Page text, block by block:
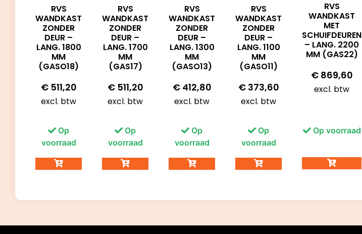
RVS
WANDKAST
ZONDER
DEUR –
LANG. 1800
MM
(GASO18)
€511,20
excl. btw
Op
voorraad
RVS
WANDKAST
ZONDER
DEUR –
LANG. 1700
MM
(GAS17)
€511,20
excl. btw
Op
voorraad
RVS
WANDKAST
ZONDER
DEUR –
LANG. 1300
MM
(GASO13)
€412,80
excl. btw
Op
voorraad
RVS
WANDKAST
ZONDER
DEUR –
LANG. 1100
MM
(GASO11)
€373,60
excl. btw
Op
voorraad
RVS
WANDKAST
MET
SCHUIFDEUREN
– LANG. 2200
MM (GAS22)
€869,60
excl. btw
Op voorraad